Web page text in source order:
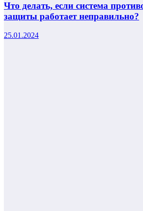
Что делать, если система
защиты работает неправильно?
25.01.2024